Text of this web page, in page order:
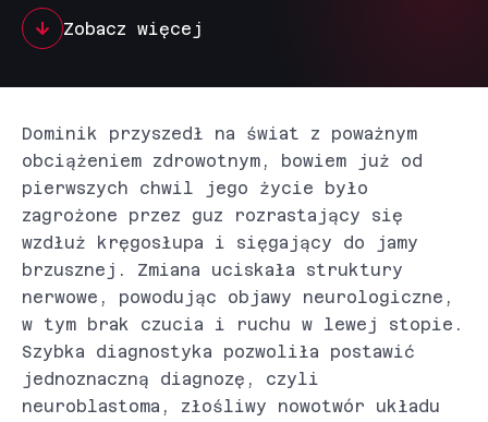
Zobacz więcej
Dominik przyszedł na świat z poważnym
obciążeniem zdrowotnym, bowiem już od
pierwszych chwil jego życie było
zagrożone przez guz rozrastający się
wzdłuż kręgosłupa i sięgający do jamy
brzusznej. Zmiana uciskała struktury
nerwowe, powodując objawy neurologiczne,
w tym brak czucia i ruchu w lewej stopie.
Szybka diagnostyka pozwoliła postawić
jednoznaczną diagnozę, czyli
neuroblastoma, złośliwy nowotwór układu